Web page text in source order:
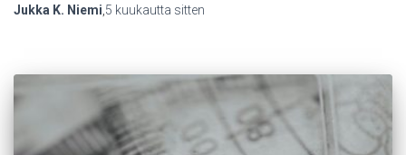
Jukka K. Niemi 5 kuukautta sitten